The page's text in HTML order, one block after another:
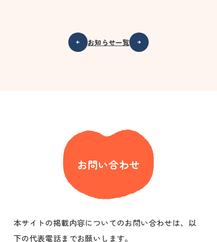
お知らせ一覧
お問い合わせ
本サイトの掲載内容についてのお問い合わせは、以
下の代表電話までお願いします。